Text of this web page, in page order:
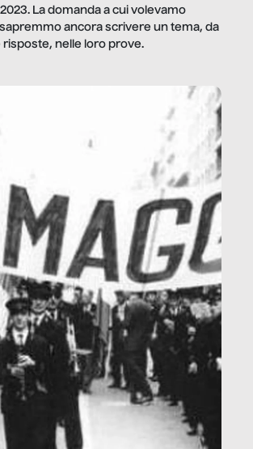
La domanda a cui volevamo
ancora scrivere un tema, da
risposte, nelle loro prove.